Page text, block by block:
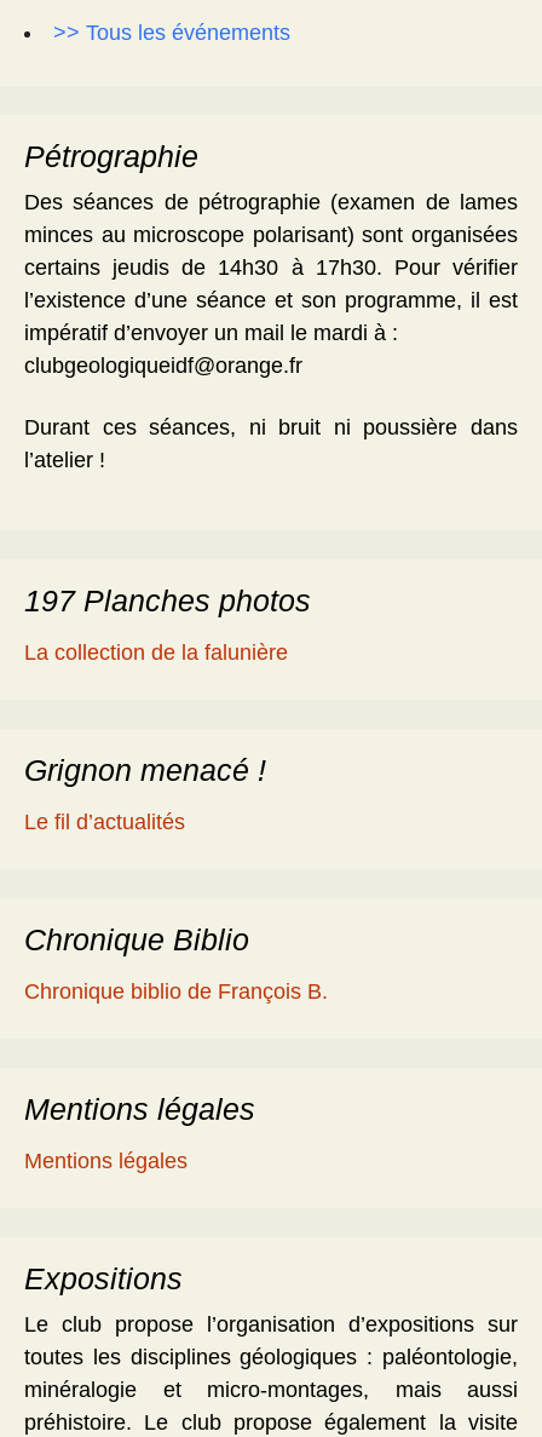
>> Tous les événements
Pétrographie
Des séances de pétrographie (examen de lames
minces au microscope polarisant) sont organisées
certains jeudis de 14h30 à 17h30. Pour vérifier
l’existence d’une séance et son programme, il est
impératif d’envoyer un mail le mardi à :
clubgeologiqueidf@orange.fr
Durant ces séances, ni bruit ni poussière dans
l’atelier !
197 Planches photos
La collection de la falunière
Grignon menacé !
Le fil d’actualités
Chronique Biblio
Chronique biblio de François B.
Mentions légales
Mentions légales
Expositions
Le club propose l’organisation d’expositions sur
toutes les disciplines géologiques : paléontologie,
minéralogie et micro-montages, mais aussi
préhistoire. Le club propose également la visite